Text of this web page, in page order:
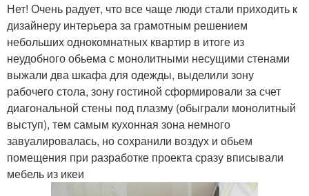
Нет! Очень радует, что все чаще люди стали приходить к
дизайнеру интерьера за грамотным решением
небольших однокомнатных квартир в итоге из
неудобного обьема с монолитными несущими стенами
выжали два шкафа для одежды, выделили зону
рабочего стола, зону гостиной сформировали за счет
диагональной стены под плазму (обыграли монолитный
выступ), тем самым кухонная зона немного
завуалировалась, но сохранили воздух и обьем
помещения при разработке проекта сразу вписывали
мебель из икеи